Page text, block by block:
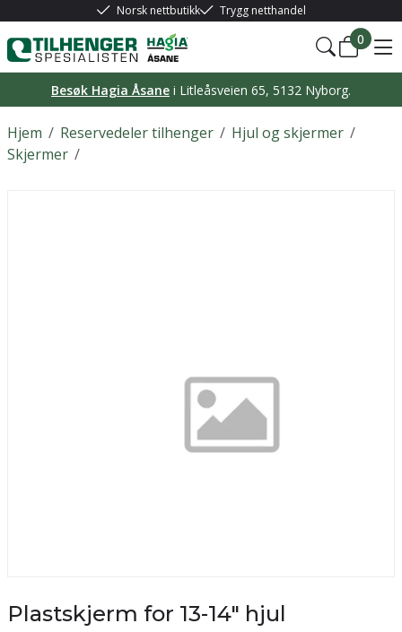
Norsk nettbutikk Trygg netthandel
0
Besøk Hagia Åsane i Litleåsveien 65, 5132 Nyborg.
/
Hjem /
Reservedeler tilhenger /
Hjul og skjermer
/
Skjermer
Plastskjerm for 13-14" hjul